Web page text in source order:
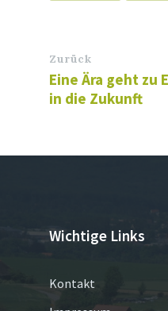
Zurück
Eine Ära geht zu
in die Zukunft
Wichtige Links
Kontakt